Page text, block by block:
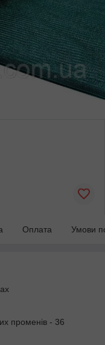
Оплата Умови
променів - 36